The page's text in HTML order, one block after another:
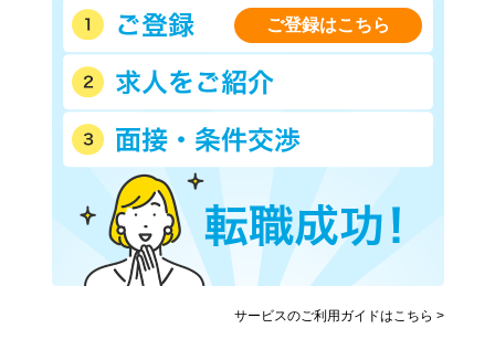
ご登録はこちら
サービスのご利用ガイドはこちら >